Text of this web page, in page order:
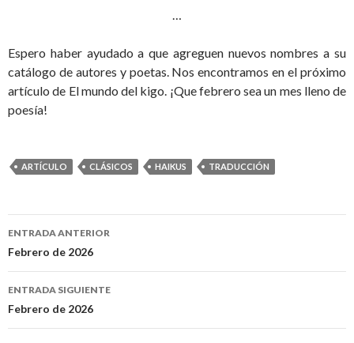
…
Espero haber ayudado a que agreguen nuevos nombres a su
catálogo de autores y poetas. Nos encontramos en el próximo
artículo de El mundo del kigo. ¡Que febrero sea un mes lleno de
poesía!
ARTÍCULO CLÁSICOS HAIKUS TRADUCCIÓN
Navegación
de
entradas
ENTRADA ANTERIOR
Febrero de 2026
ENTRADA SIGUIENTE
Febrero de 2026